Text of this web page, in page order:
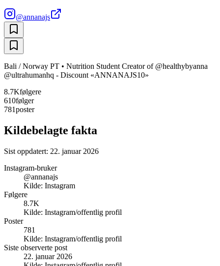
@annanajs
Bali / Norway PT • Nutrition Student Creator of @healthybyanna
@ultrahumanhq - Discount «ANNANAJS10»
8.7Kfølgere
610følger
781poster
Kildebelagte fakta
Sist oppdatert: 22. januar 2026
Instagram-bruker
@annanajs
Kilde: Instagram
Følgere
8.7K
Kilde: Instagram/offentlig profil
Poster
781
Kilde: Instagram/offentlig profil
Siste observerte post
22. januar 2026